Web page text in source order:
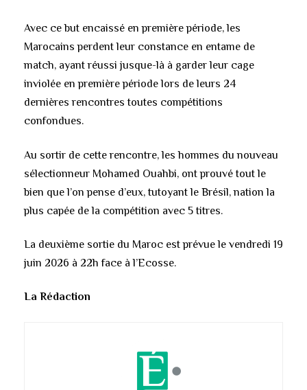
Avec ce but encaissé en première période, les
Marocains perdent leur constance en entame de
match, ayant réussi jusque-là à garder leur cage
inviolée en première période lors de leurs 24
dernières rencontres toutes compétitions
confondues.
Au sortir de cette rencontre, les hommes du nouveau
sélectionneur Mohamed Ouahbi, ont prouvé tout le
bien que l’on pense d’eux, tutoyant le Brésil, nation la
plus capée de la compétition avec 5 titres.
La deuxième sortie du Maroc est prévue le vendredi 19
juin 2026 à 22h face à l’Ecosse.
La Rédaction